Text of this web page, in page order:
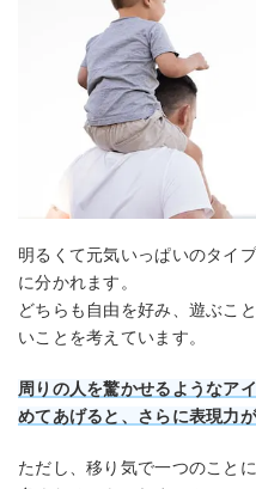
明るくて元気いっぱいのタイ
に分かれます。
どちらも自由を好み、遊ぶこ
いことを考えています。
周りの人を驚かせるようなア
めてあげると、さらに表現力
ただし、移り気で一つのこと